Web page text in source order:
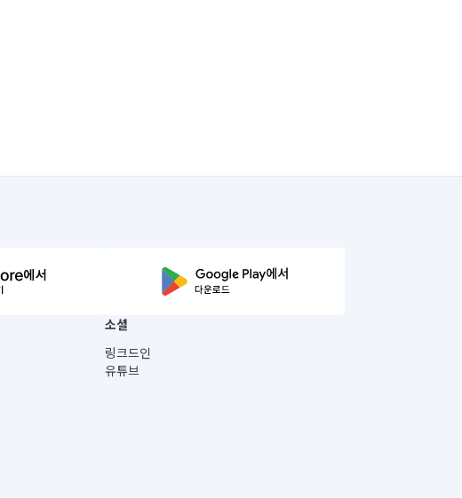
소셜
링크드인
유튜브